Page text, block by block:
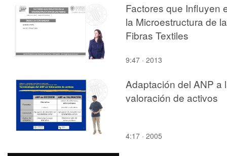
Factores que Influyen
la Microestructura de
Fibras Textiles
9:47 · 2013
Adaptación del ANP a
valoración de activos
4:17 · 2005